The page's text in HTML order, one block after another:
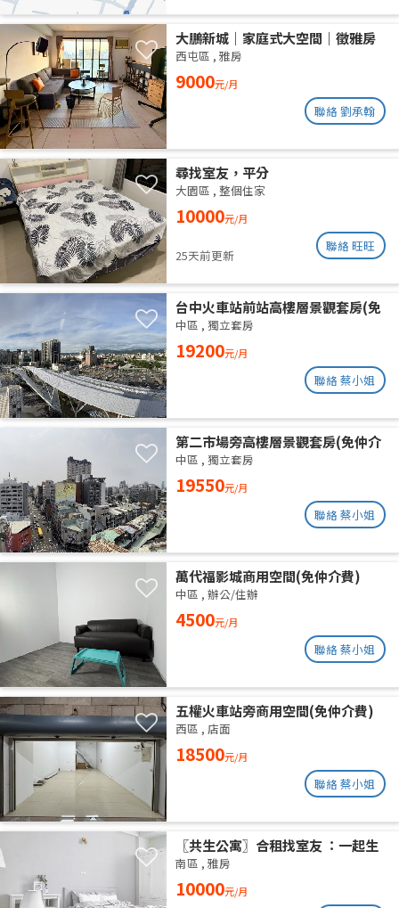
大鵬新城｜家庭式大空間｜徵雅房
室友 1 人
西屯區 , 雅房
9000元/月
聯絡 劉承翰
尋找室友，平分
大園區 , 整個住家
10000元/月
25天前更新
聯絡 旺旺
台中火車站前站高樓層景觀套房(免
仲介費)
中區 , 獨立套房
19200元/月
聯絡 蔡小姐
第二市場旁高樓層景觀套房(免仲介
費)
中區 , 獨立套房
19550元/月
聯絡 蔡小姐
萬代福影城商用空間(免仲介費)
中區 , 辦公/住辦
4500元/月
聯絡 蔡小姐
五權火車站旁商用空間(免仲介費)
西區 , 店面
18500元/月
聯絡 蔡小姐
〖共生公寓〗合租找室友 ：一起生
活在良善的居家環境
南區 , 雅房
10000元/月